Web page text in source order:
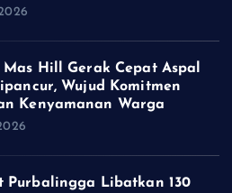
Mas Hill Gerak Cepat Aspal
Wujud Komitmen
Kenyamanan Warga
Purbalingga Libatkan 130